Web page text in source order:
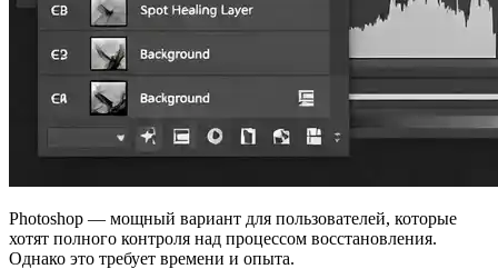
Photoshop — мощный вариант для пользователей, которые
хотят полного контроля над процессом восстановления.
Однако это требует времени и опыта.